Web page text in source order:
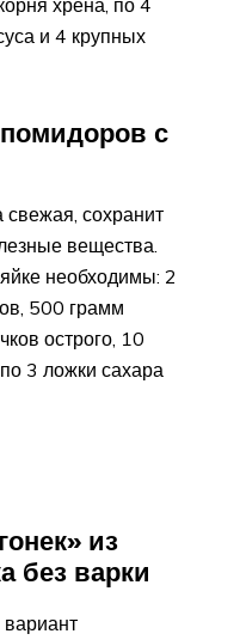
и 4 крупных
с
свежая, сохранит
вещества.
необходимы: 2
500 грамм
острого, 10
3 ложки сахара
из
без варки